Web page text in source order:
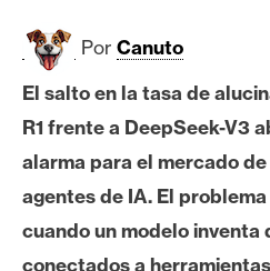
B
t
c
o
i
Por Canuto
El salto en la tasa de
R1 frente a DeepSeek-V3
alarma para el mercado
agentes de IA. El
cuando un modelo inventa
conectados a